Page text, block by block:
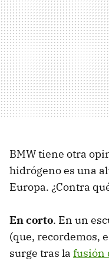
BMW tiene otra
hidrógeno es una
Europa. ¿Contra
En corto. En un
(que, recordemos,
surge tras la fusión